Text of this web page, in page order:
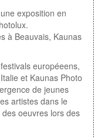
exposition en
à Beauvais, Kaunas
européeens,
et Kaunas Photo
de jeunes
artistes dans le
oeuvres lors des